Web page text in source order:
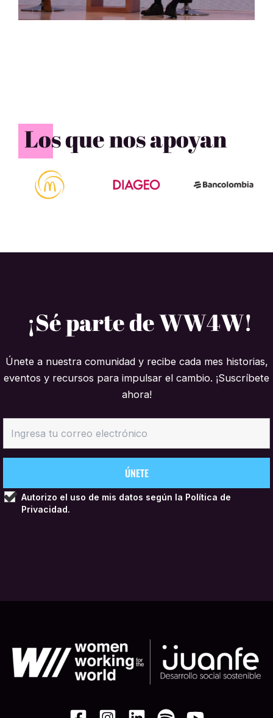
Los que nos apoyan
¡Sé parte de WW4W!
Únete a nuestra comunidad y recibe cada mes historias,
eventos y recursos para impulsar el cambio. ¡Suscríbete
ahora!
Autorizo el uso de mis datos según la Política de
Privacidad.